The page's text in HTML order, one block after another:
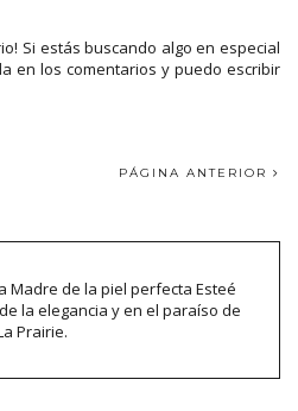
Si estás buscando algo en especial
en los comentarios y puedo escribir
PÁGINA ANTERIOR
Madre de la piel perfecta Esteé
la elegancia y en el paraíso de
Prairie.